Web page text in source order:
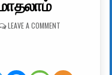
LEAVE A COMMENT